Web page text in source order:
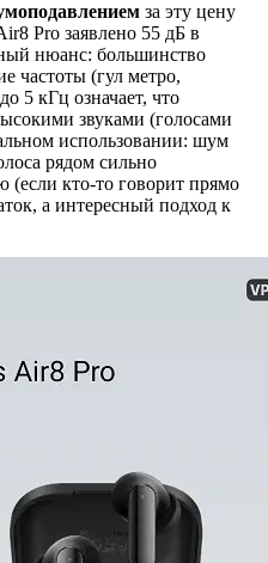
за эту цену
Pro заявлено 55 дБ в
нюанс: большинство
частоты (гул метро,
5 кГц означает, что
звуками (голосами
использовании: шум
рядом сильно
(если кто-то говорит прямо
а интересный подход к